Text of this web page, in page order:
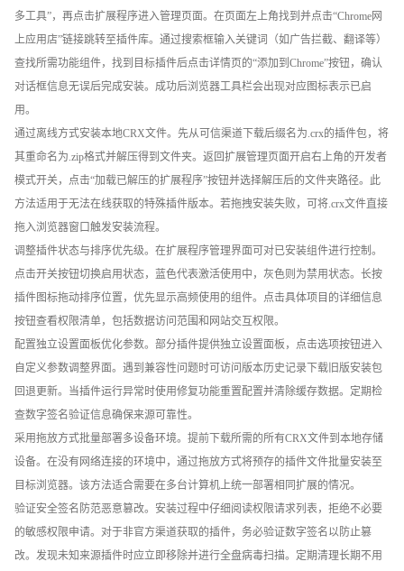
多工具”，再点击扩展程序进入管理页面。在页面左上角找到并点击“Chrome网
上应用店”链接跳转至插件库。通过搜索框输入关键词（如广告拦截、翻译等）
查找所需功能组件，找到目标插件后点击详情页的“添加到Chrome”按钮，确认
对话框信息无误后完成安装。成功后浏览器工具栏会出现对应图标表示已启
用。
通过离线方式安装本地CRX文件。先从可信渠道下载后缀名为.crx的插件包，将
其重命名为.zip格式并解压得到文件夹。返回扩展管理页面开启右上角的开发者
模式开关，点击“加载已解压的扩展程序”按钮并选择解压后的文件夹路径。此
方法适用于无法在线获取的特殊插件版本。若拖拽安装失败，可将.crx文件直接
拖入浏览器窗口触发安装流程。
调整插件状态与排序优先级。在扩展程序管理界面可对已安装组件进行控制。
点击开关按钮切换启用状态，蓝色代表激活使用中，灰色则为禁用状态。长按
插件图标拖动排序位置，优先显示高频使用的组件。点击具体项目的详细信息
按钮查看权限清单，包括数据访问范围和网站交互权限。
配置独立设置面板优化参数。部分插件提供独立设置面板，点击选项按钮进入
自定义参数调整界面。遇到兼容性问题时可访问版本历史记录下载旧版安装包
回退更新。当插件运行异常时使用修复功能重置配置并清除缓存数据。定期检
查数字签名验证信息确保来源可靠性。
采用拖放方式批量部署多设备环境。提前下载所需的所有CRX文件到本地存储
设备。在没有网络连接的环境中，通过拖放方式将预存的插件文件批量安装至
目标浏览器。该方法适合需要在多台计算机上统一部署相同扩展的情况。
验证安全签名防范恶意篡改。安装过程中仔细阅读权限请求列表，拒绝不必要
的敏感权限申请。对于非官方渠道获取的插件，务必验证数字签名以防止篡
改。发现未知来源插件时应立即移除并进行全盘病毒扫描。定期清理长期不用